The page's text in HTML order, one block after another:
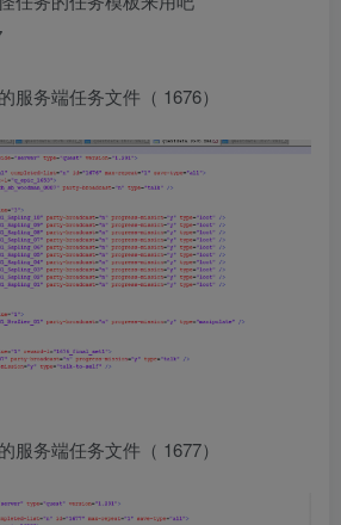
服务端任务文件（ 1676）
服务端任务文件（ 1677）